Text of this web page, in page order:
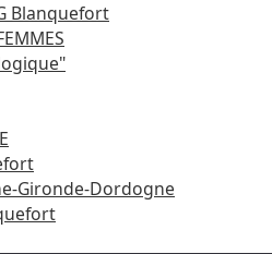
Blanquefort
Gironde-Dordogne